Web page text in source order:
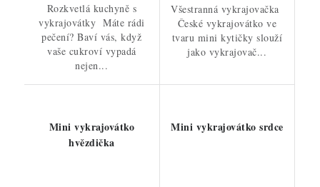
Rozkvetlá kuchyně s
vykrajovátky Máte rádi
pečení? Baví vás, když
vaše cukroví vypadá
nejen...
Všestranná vykrajovačka
České vykrajovátko ve
tvaru mini kytičky slouží
jako vykrajovač...
Mini vykrajovátko
hvězdička
Mini vykrajovátko srdce